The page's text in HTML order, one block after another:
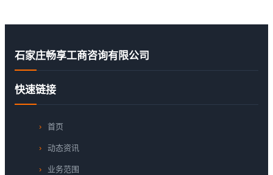
石家庄畅享工商咨询有限公司
快速链接
首页
动态资讯
业务范围